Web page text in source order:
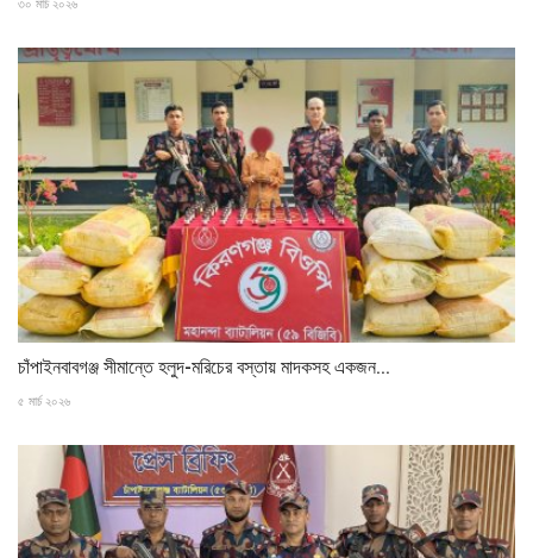
চাঁপাইনবাবগঞ্জ সীমান্তে হলুদ-মরিচের বস্তায় মাদকসহ একজন...
৫ মার্চ ২০২৬